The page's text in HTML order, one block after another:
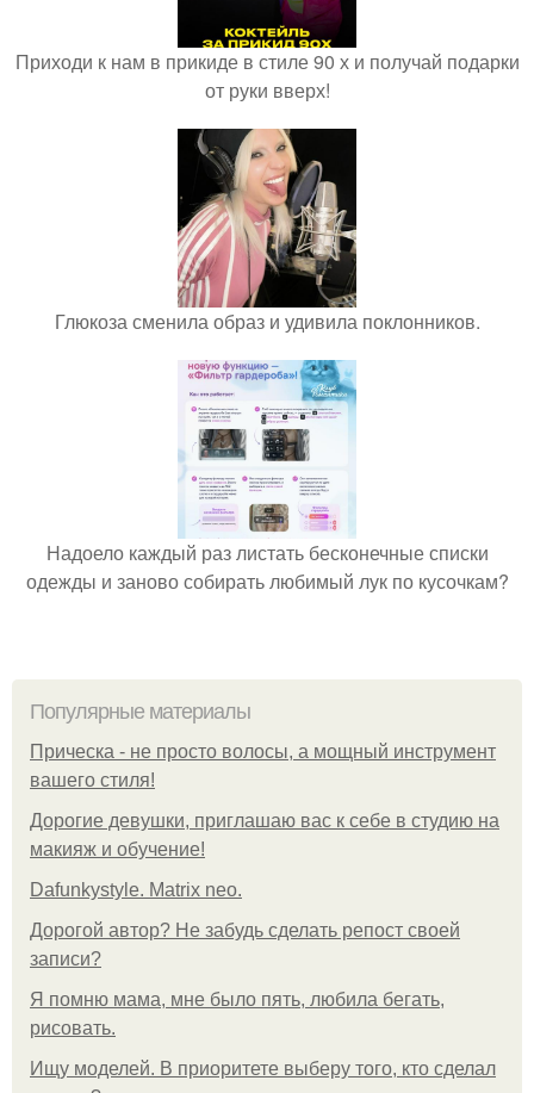
Приходи к нам в прикиде в стиле 90 х и получай подарки
от руки вверх!
Глюкоза сменила образ и удивила поклонников.
Надоело каждый раз листать бесконечные списки
одежды и заново собирать любимый лук по кусочкам?
Популярные материалы
Прическа - не просто волосы, а мощный инструмент
вашего стиля!
Дорогие девушки, приглашаю вас к себе в студию на
макияж и обучение!
Dafunkystyle. Matrix neo.
Дорогой автор? Не забудь сделать репост своей
записи?
Я помню мама, мне было пять, любила бегать,
рисовать.
Ищу моделей. В приоритете выберу того, кто сделал